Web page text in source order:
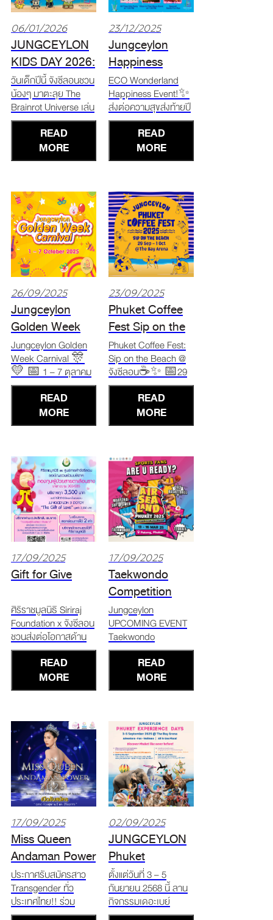
06/01/2026
JUNGCEYLON
KIDS DAY 2026:
The Brainrot
Universe
วันเด็กปีนี้ จังซีลอนชวน
น้องๆ มาตะลุย The
Brainrot Universe เล่น
เกม Brainrot Quest
ร่วมเวิร์กชอป และรับ
ของรางวัลตลอดทั้งวัน
🎁 📅10 – 11
เดอะโบทานิก้า ฮอลล์ 2
ศูนย์การค้าจังซีลอน ป่า
ตอง ภูเก็ต ลุ้นรางวัล
ใหญ่ เฉพาะวันท
READ
MORE
23/12/2025
Jungceylon
Happiness
Event
ECO Wonderland
Happiness Event!✨
ส่งต่อความสุขส่งท้ายปี
กับขบวนความสนุกและ
กิจกรรมพิเศษมากมาย
ที่จังซีลอน 💖 . 🎅
Santa Claus Around
ธ.ค. 68 | เวลา 11.00 /
14.00 / 16.00 / 19.00
น. พบกับขบวนพาเหรด
ซานตาคลอสและผอง
เพื่อนแ
READ
MORE
26/09/2025
Jungceylon
Golden Week
Carnival
Jungceylon Golden
Week Carnival 🎊
💛 📅 1 – 7 ตุลาคม
2568 📍ณ โซนเดอะ
เบย์ มอบส่วนลดพิเศษ
สูงสุดถึง 70% 📌ช้อป
ครบ 3,000 บาท รับฟรี
📍แลกรับของที่ระลึก
ได้ที่บูธ Tourist
Privilege โซนเดอะเบย์
#GoldenWeekCarnival
#Gol
READ
MORE
23/09/2025
Phuket Coffee
Fest Sip on the
Beach
Phuket Coffee Fest:
Sip on the Beach @
จังซีลอน☕✨ 📅29
กันยายน – 1 ตุลาคม
2568 📍ลาน The Bay
Arena ศูนย์การค้าจังซี
ลอน ป่าตอง อิ่มอร่อย
เครื่องดื่มจากคาเฟ่ดัง
ตลอด 3 วันเต็ม 🎶ฟัง
ดนตรีสดทุกวัน เวลา
15.00 น. แ
READ
MORE
17/09/2025
Gift for Give
ศิริราชมูลนิธิ Siriraj
Foundation x จังซีลอน
ชวนส่งต่อโอกาสด้าน
การมองเห็นช่วย
"กองทุนผู้ป่วยสายตา
เลือนราง" * ทุกยอด
บริจาค 3,500 บาท รับ
JUNGCEYLON x
DOTOY "The Gift of
Love" * รุ่นลิมิเต็ด
สีชมพูพิเศษ จากศิลปิน
เกา
READ
MORE
17/09/2025
Taekwondo
Competition
"AIR SEA LAND
PHUKET 2025"
Jungceylon
UPCOMING EVENT
Taekwondo
Competition "AIR
SEA LAND PHUKET
2025" Cheer on
skilled Taekwondo
at Jungceylon! 15 -
16 Mar 2025 11.00
AM onwards The
Botanica Hall 2
READ
MORE
17/09/2025
Miss Queen
Andaman Power
2025 เปิดรับ
สมัครแล้ว
ประกาศรับสมัครสาว
Transgender ทั่ว
ประเทศไทย!! ร่วม
ประกวด Miss Queen
02/09/2025
JUNGCEYLON
Phuket
Experience Days
2025
ตั้งแต่วันที่ 3 – 5
กันยายน 2568 นี้ ลาน
กิจกรรมเดอะเบย์
Adventure | Wellness